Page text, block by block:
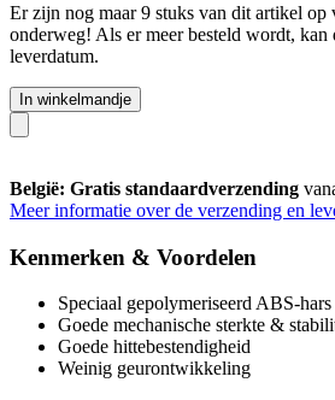
Er zijn nog maar 9 stuks van dit artikel
onderweg! Als er meer besteld wordt,
leverdatum.
In winkelmandje
België: Gratis standaardverzending
Meer informatie over de verzending en
Kenmerken & Voordelen
Speciaal gepolymeriseerd ABS-hars
Goede mechanische sterkte &
Goede hittebestendigheid
Weinig geurontwikkeling